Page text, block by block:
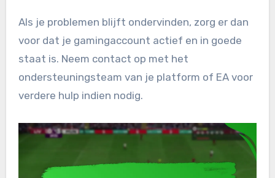
Als je problemen blijft ondervinden, zorg er dan
voor dat je gamingaccount actief en in goede
staat is. Neem contact op met het
ondersteuningsteam van je platform of EA voor
verdere hulp indien nodig.